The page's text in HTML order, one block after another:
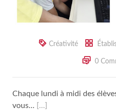
Créativité
0
Chaque lundi à midi des
vous...
[…]